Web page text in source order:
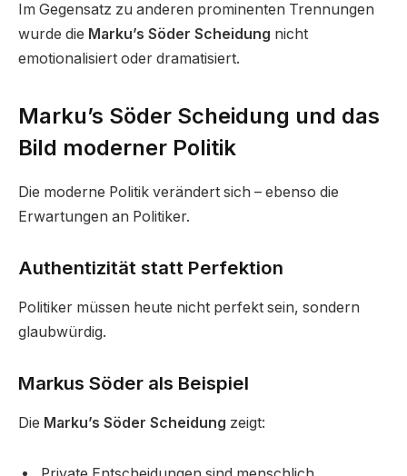
Im Gegensatz zu anderen prominenten Trennungen
wurde die Marku’s Söder Scheidung nicht
emotionalisiert oder dramatisiert.
Marku’s Söder Scheidung und das
Bild moderner Politik
Die moderne Politik verändert sich – ebenso die
Erwartungen an Politiker.
Authentizität statt Perfektion
Politiker müssen heute nicht perfekt sein, sondern
glaubwürdig.
Markus Söder als Beispiel
Die Marku’s Söder Scheidung zeigt: